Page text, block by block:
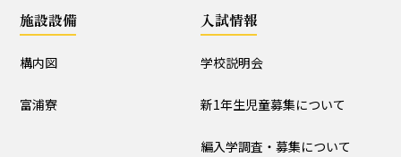
構内図 富浦寮
施設設備
構内図
富浦寮
入試情報
学校説明会
新1年生児童募集について
編入学調査・募集について